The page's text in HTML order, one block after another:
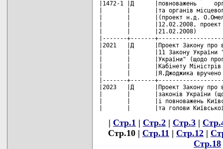
| Стр.1 | Стр.2 | Стр.3 |
Стр.10 | Стр.11 | Стр.12 |
Стр.18